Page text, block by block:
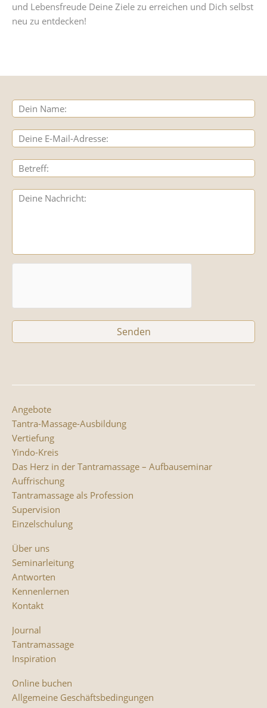
und Lebensfreude Deine Ziele zu erreichen und Dich selbst
neu zu entdecken!
Angebote
Tantra-Massage-Ausbildung
Vertiefung
Yindo-Kreis
Das Herz in der Tantramassage – Aufbauseminar
Auffrischung
Tantramassage als Profession
Supervision
Einzelschulung
Über uns
Seminarleitung
Antworten
Kennenlernen
Kontakt
Journal
Tantramassage
Inspiration
Online buchen
Allgemeine Geschäftsbedingungen